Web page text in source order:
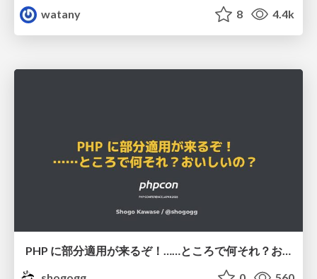
watany
8 4.4k